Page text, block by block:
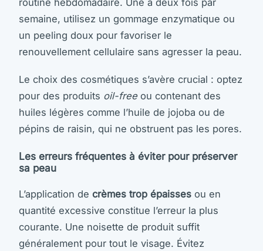
routine hebdomadaire. Une à deux fois par
semaine, utilisez un gommage enzymatique ou
un peeling doux pour favoriser le
renouvellement cellulaire sans agresser la peau.
Le choix des cosmétiques s’avère crucial : optez
pour des produits oil-freeou contenant des
huiles légères comme l’huile de jojoba ou de
pépins de raisin, qui ne obstruent pas les pores.
Les erreurs fréquentes à éviter pour préserver
sa peau
L’application de crèmes trop épaisses ou en
quantité excessive constitue l’erreur la plus
courante. Une noisette de produit suffit
généralement pour tout le visage. Évitez